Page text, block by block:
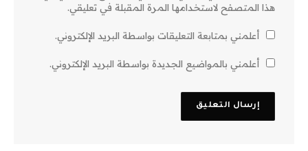
هذا المتصفح لاستخدامها المرة المقبلة في تعليقي.
أعلمني بمتابعة التعليقات بواسطة البريد الإلكتروني.
أعلمني بالمواضيع الجديدة بواسطة البريد الإلكتروني.